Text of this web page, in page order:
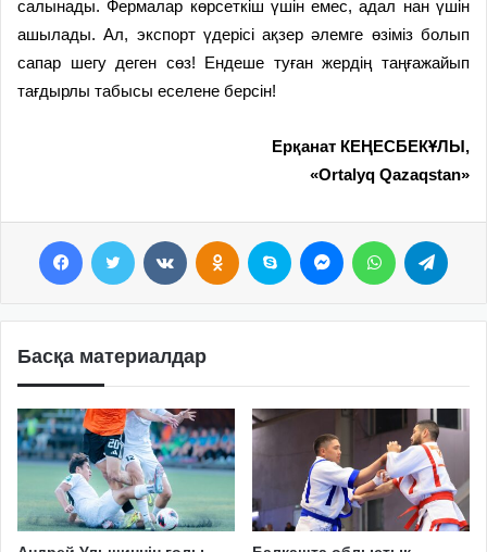
салынады. Фермалар көрсеткіш үшін емес, адал нан үшін
ашылады. Ал, экспорт үдерісі ақзер әлемге өзіміз болып
сапар шегу деген сөз! Ендеше туған жердің таңғажайып
тағдырлы табысы еселене берсін!
Ерқанат КЕҢЕСБЕКҰЛЫ,
«Ortalyq Qazaqstan»
Басқа материалдар